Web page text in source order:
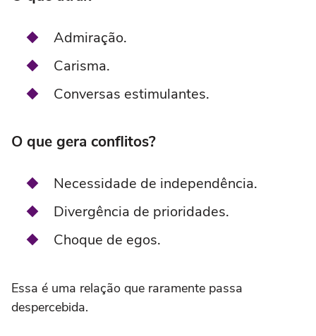
Admiração.
Carisma.
Conversas estimulantes.
O que gera conflitos?
Necessidade de independência.
Divergência de prioridades.
Choque de egos.
Essa é uma relação que raramente passa
despercebida.